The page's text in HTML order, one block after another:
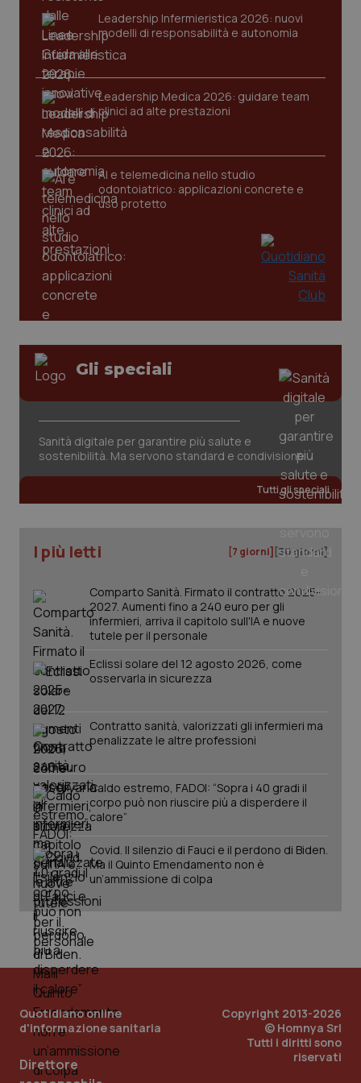
Leadership Infermieristica 2026: nuovi
modelli di responsabilità e autonomia
Leadership Medica 2026: guidare team
clinici ad alte prestazioni
AI e telemedicina nello studio
odontoiatrico: applicazioni concrete e
uso protetto
Gli speciali
Sanità digitale per garantire più salute e
sostenibilità. Ma servono standard e condivisione
Tutti gli speciali
I più letti [7 giorni] [30 giorni]
Comparto Sanità. Firmato il contratto 2025-
2027. Aumenti fino a 240 euro per gli
infermieri, arriva il capitolo sull'IA e nuove
tutele per il personale
Eclissi solare del 12 agosto 2026, come
osservarla in sicurezza
Contratto sanità, valorizzati gli infermieri ma
penalizzate le altre professioni
Caldo estremo, FADOI: “Sopra i 40 gradi il
corpo può non riuscire più a disperdere il
calore”
Covid. Il silenzio di Fauci e il perdono di Biden.
Ma il Quinto Emendamento non è
un’ammissione di colpa
Quotidiano online
d'informazione sanitaria
Direttore
Copyright 2013-2026
© Homnya Srl
Tutti i diritti sono
riservati
.youtube.com
CookieScriptConsent
www.quotidianosanita.it
www.quotidianosanita.it
2
_ga
.quotidianosanita.it
PHPSESSID